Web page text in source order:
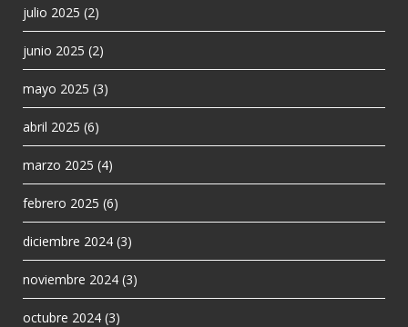
julio 2025 (2)
junio 2025 (2)
mayo 2025 (3)
abril 2025 (6)
marzo 2025 (4)
febrero 2025 (6)
diciembre 2024 (3)
noviembre 2024 (3)
octubre 2024 (3)